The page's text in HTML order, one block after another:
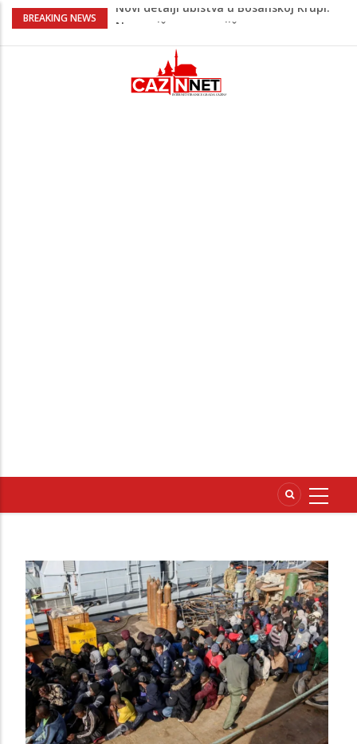
BREAKING NEWS
Na Ahiret preselila Bešić (rođ. Blažević)
Na Ahiret preselio ŠUPUK (Refik) ŠEFIK
Evo koje države su zasad za, a koje
protiv Infantina na izborima: Srbija i